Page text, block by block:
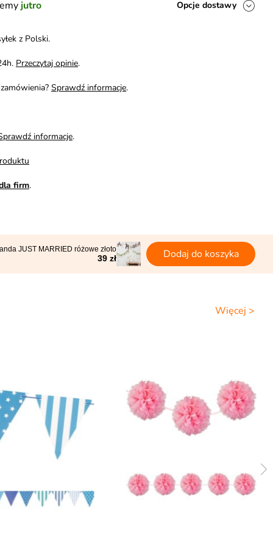
jutro Opcje dostawy
z Polski.
Przeczytaj opinie.
Sprawdź informacje.
informacje.
firm.
JUST MARRIED różowe złoto
39 zł Dodaj do koszyka
Więcej >